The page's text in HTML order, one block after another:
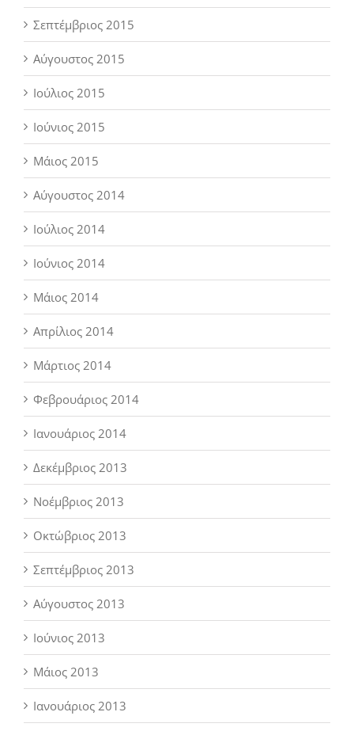
Σεπτέμβριος 2015
Αύγουστος 2015
Ιούλιος 2015
Ιούνιος 2015
Μάιος 2015
Αύγουστος 2014
Ιούλιος 2014
Ιούνιος 2014
Μάιος 2014
Απρίλιος 2014
Μάρτιος 2014
Φεβρουάριος 2014
Ιανουάριος 2014
Δεκέμβριος 2013
Νοέμβριος 2013
Οκτώβριος 2013
Σεπτέμβριος 2013
Αύγουστος 2013
Ιούνιος 2013
Μάιος 2013
Ιανουάριος 2013